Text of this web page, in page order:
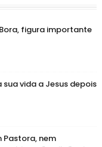
figura importante
vida a Jesus depois
Pastora, nem